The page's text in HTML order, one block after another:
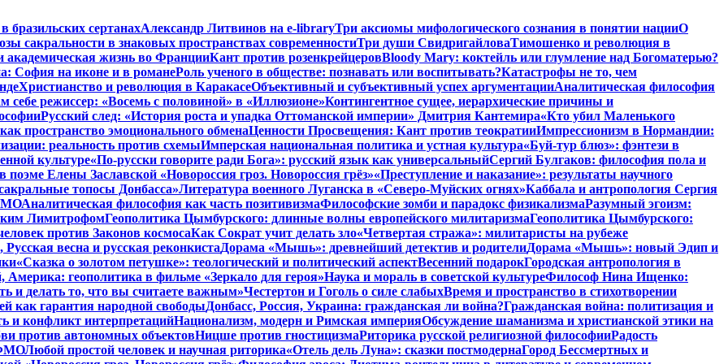
бразильских сертанахАлександр Литвинов на e-libraryТри аксиомы мифологического сознания в понятии нацииО
сакральности в знаковых пространствах современностиТри души СвидригайловаТимошенко и революция в
академическая жизнь во ФранцииКант против розенкрейцеровBloody Mary: коктейль или глумление над Богоматерью?
София на иконе и в романеРоль ученого в обществе: познавать или воспитывать?Катастрофы не то, чем
Христианство и революция в КаракасеОбъективный и субъективный успех аргументацииАналитическая философия
себе режиссер: «Восемь с половиной» в «Иллюзионе»Контингентное сущее, иерархические причины и
Русский след: «История роста и упадка Оттоманской империи» Дмитрия Кантемира«Кто убил Маленького
пространство эмоционального обменаЦенности Просвещения: Кант против теократииИмпрессионизм в Нормандии:
реальность против схемыИмперская национальная политика и устная культура«Буй-тур блюз»: фэнтези в
культуре«По-русски говорите ради Бога»: русский язык как универсальныйСергий Булгаков: философия пола и
поэме Елены Заславской «Новороссия гроз. Новороссия грёз»«Преступление и наказание»: результаты научного
топосы Донбасса»Литература военного Луганска в «Северо-Муйских огнях»Каббала и антропология Сергия
Аналитическая философия как часть позитивизмаФилософские зомби и парадокс физикализмаРазумный эгоизм:
ЛимитрофомГеополитика Цымбурского: длинные волны европейского милитаризмаГеополитика Цымбурского:
против Законов космосаКак Сократ учит делать зло«Четвертая стража»: милитаристы на рубеже
весна и русская реконкистаДорама «Мышь»: древнейший детектив и родителиДорама «Мышь»: новый Эдип и
«Сказка о золотом петушке»: теологический и политический аспектВесенний подарокГородская антропология в
Америка: геополитика в фильме «Зеркало для героя»Наука и мораль в советской культуреФилософ Нина Ищенко:
и делать то, что вы считаете важным»Честертон и Гоголь о силе слабыхВремя и пространство в стихотворении
как гарантия народной свободыДонбасс, Россия, Украина: гражданская ли война?Гражданская война: политизация и
и конфликт интерпретацийНационализм, модерн и Римская империяОбсуждение шаманизма и христианской этики на
против автономных объектовНицше против гностицизмаРиторика русской религиозной философииРадость
ФМОЛюбой простой человек и научная риторика«Отель дель Луна»: сказки постмодернаГород Бессмертных и